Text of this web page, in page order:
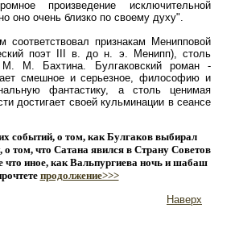
произведение исключительной
оно очень близко по своему духу".
признакам Менипповой
поэт III в. до н. э. Менипп), столь
М. М. Бахтина. Булгаковский роман -
смешное и серьезное, философию и
фантастику, а столь ценимая
достигает своей кульминации в сеансе
событий, о том, как Булгаков выбирал
том, что Сатана явился в Страну Советов
иное, как Вальпургиева ночь и шабаш
продолжение>>>
Наверх